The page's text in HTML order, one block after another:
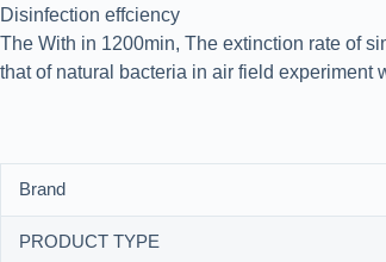
Disinfection effciency
The With in 1200min, The extinction rate of
that of natural bacteria in air field experiment
Brand
PRODUCT TYPE